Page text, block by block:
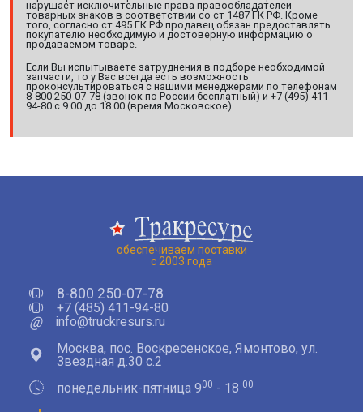
нарушает исключительные права правообладателей
товарных знаков в соответствии со ст 1487 ГК РФ. Кроме
того, согласно ст 495 ГК РФ продавец обязан предоставлять
покупателю необходимую и достоверную информацию о
продаваемом товаре.
Если Вы испытываете затруднения в подборе необходимой
запчасти, то у Вас всегда есть возможность
проконсультироваться с нашими менеджерами по телефонам
8-800 250-07-78 (звонок по России бесплатный) и +7 (495) 411-
94-80 с 9.00 до 18.00 (время Московское)
обеспечиваем поставки
с 2003 года
8-800 250-07-78
+7 (485) 411-94-80
@
info@truckresurs.ru
Москва, пос. Воскресенское, Ямонтово, ул.
Звездная д.30 с.2
понедельник-пятница 900 - 18 00